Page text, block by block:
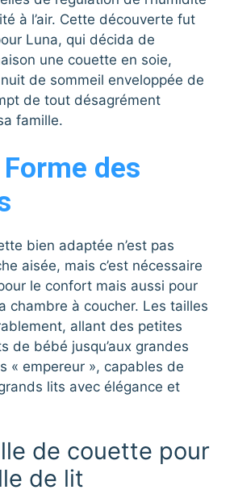
à l’air. Cette découverte fut
Luna, qui décida de
une couette en soie,
de sommeil enveloppée de
de tout désagrément
famille.
des
bien adaptée n’est pas
aisée, mais c’est nécessaire
le confort mais aussi pour
chambre à coucher. Les tailles
allant des petites
de bébé jusqu’aux grandes
« empereur », capables de
lits avec élégance et
de couette pour
de lit